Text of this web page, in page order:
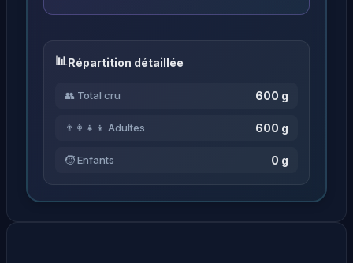
Répartition détaillée
👥 Total cru 600 g
👨‍👩‍👧‍👦 Adultes 600 g
🧒 Enfants 0 g